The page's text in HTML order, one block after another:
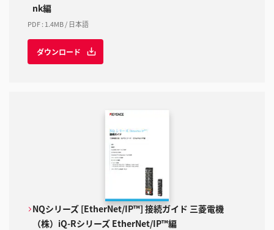
nk編
PDF: 1.4MB/ 日本語
ダウンロード
NQシリーズ [EtherNet/IP™] 接続ガイド 三菱電機
（株）iQ-Rシリーズ EtherNet/IP™編